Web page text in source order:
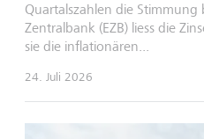
Quartalszahlen die Stimmung
Zentralbank (EZB) liess die
sie die inflationären...
24. Juli 2026